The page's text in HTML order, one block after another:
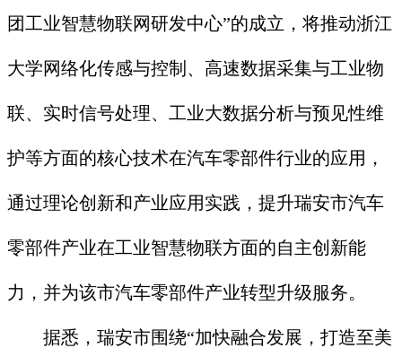
团工业智慧物联网研发中心”的成立，将推动浙江
大学网络化传感与控制、高速数据采集与工业物
联、实时信号处理、工业大数据分析与预见性维
护等方面的核心技术在汽车零部件行业的应用，
通过理论创新和产业应用实践，提升瑞安市汽车
零部件产业在工业智慧物联方面的自主创新能
力，并为该市汽车零部件产业转型升级服务。
据悉，瑞安市围绕“加快融合发展，打造至美